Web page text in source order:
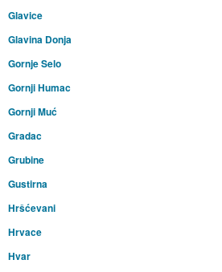
Glavice
Glavina Donja
Gornje Selo
Gornji Humac
Gornji Muć
Gradac
Grubine
Gustirna
Hršćevani
Hrvace
Hvar